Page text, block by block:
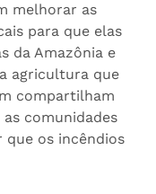
melhorar as
para que elas
da Amazônia e
agricultura que
compartilham
comunidades
que os incêndios